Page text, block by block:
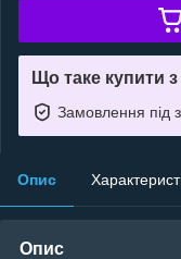
Що таке купити
Замовлення під
Опис
Опис